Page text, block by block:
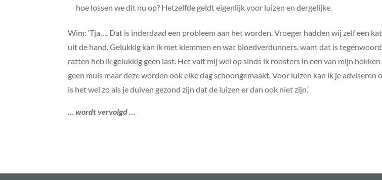
hoe lossen we dit nu op? Hetzelfde geldt eigenlijk voor luizen en dergelijke.
Wim: ‘Tja…. Dat is inderdaad een probleem aan het worden. Vroeger hadden wij zelf een
uit de hand. Gelukkig kan ik met klemmen en wat bloedverdunners, want dat is
ratten heb ik gelukkig geen last. Het valt mij wel op sinds ik roosters in een van mijn
geen muis maar deze worden ook elke dag schoongemaakt. Voor luizen kan ik je
is het wel zo als je duiven gezond zijn dat de luizen er dan ook niet zijn.’
… wordt vervolgd …